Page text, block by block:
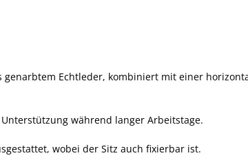
Echtleder, kombiniert mit einer
während langer Arbeitstage.
wobei der Sitz auch fixierbar ist.